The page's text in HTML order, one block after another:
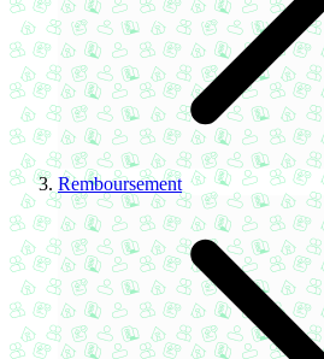
Remboursement